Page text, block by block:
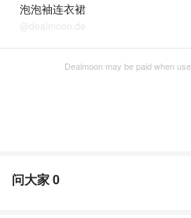
泡泡袖连衣裙
@dealmoon.de
Dealmoon may be paid when
问大家0